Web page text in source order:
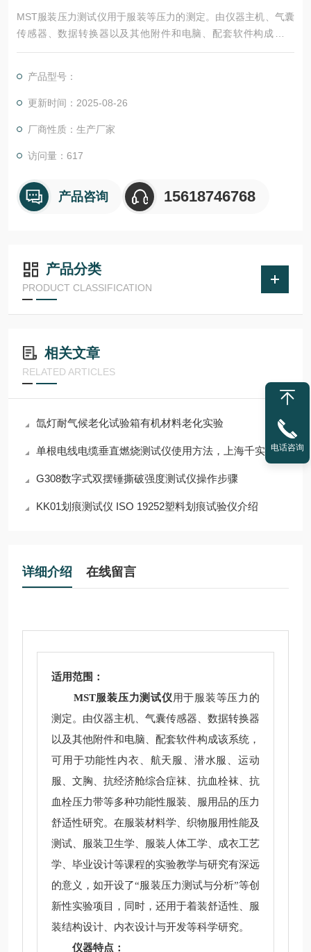
MST服装压力测试仪用于服装等压力的测定。由仪器主机、气囊
传感器、数据转换器以及其他附件和电脑、配套软件构成该系
统，可用于功能性内衣、航天服、潜水服、运动服、文胸、抗经
用品的压力舒适性研究。在服装材料学、织物服用性能及测试、
服装卫生学、服装人体工学、成衣工艺学、毕业设计等课程的实
产品型号：
更新时间：2025-08-26
厂商性质：生产厂家
访问量：617
产品咨询 15618746768
产品分类
PRODUCT CLASSIFICATION
相关文章
RELATED ARTICLES
氙灯耐气候老化试验箱有机材料老化实验
单根电线电缆垂直燃烧测试仪使用方法，上海千实工程师说一说
G308数字式双摆锤撕破强度测试仪操作步骤
KK01划痕测试仪 ISO 19252塑料划痕试验仪介绍
详细介绍 在线留言
适用范围：
MST服装压力测试仪 用于服装等压力的
测定。由仪器主机、气囊传感器、数据转换器
以及其他附件和电脑、配套软件构成该系统，
可用于功能性内衣、航天服、潜水服、运动
服、文胸、抗经济舱综合症袜、抗血栓袜、抗
血栓压力带等多种功能性服装、服用品的压力
舒适性研究。在服装材料学、织物服用性能及
测试、服装卫生学、服装人体工学、成衣工艺
学、毕业设计等课程的实验教学与研究有深远
的意义，如开设了“服装压力测试与分析”等创
新性实验项目，同时，还用于着装舒适性、服
装结构设计、内衣设计与开发等科学研究。
仪器特点：
电话咨询